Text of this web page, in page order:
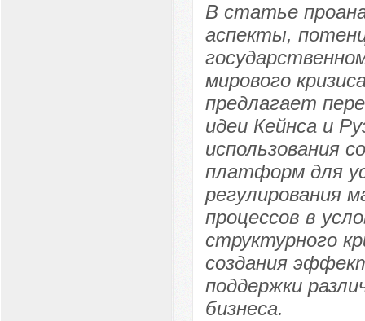
В статье
аспекты,
мирового
предлагает
идеи Кейнса и
использования
платформ для
регулирования
процессов в
структурного
создания
поддержки
бизнеса.